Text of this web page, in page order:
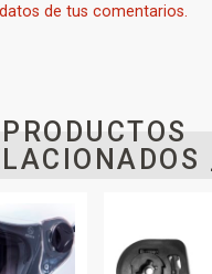
de tus comentarios.
PRODUCTOS
_